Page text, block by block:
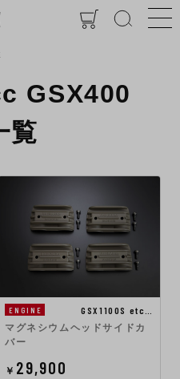
GSX400
覧
ENGINE
GSX1100S etc…
マグネシウムヘッドサイドカ
バー
￥ 29,900